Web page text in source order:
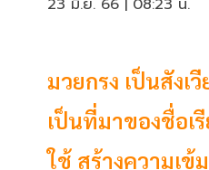
23 มิ.ย. 66 | 08:23 น.
มวยกรง เป็นสัง
เป็นที่มาของชื่อ
ใช้ สร้างความเ